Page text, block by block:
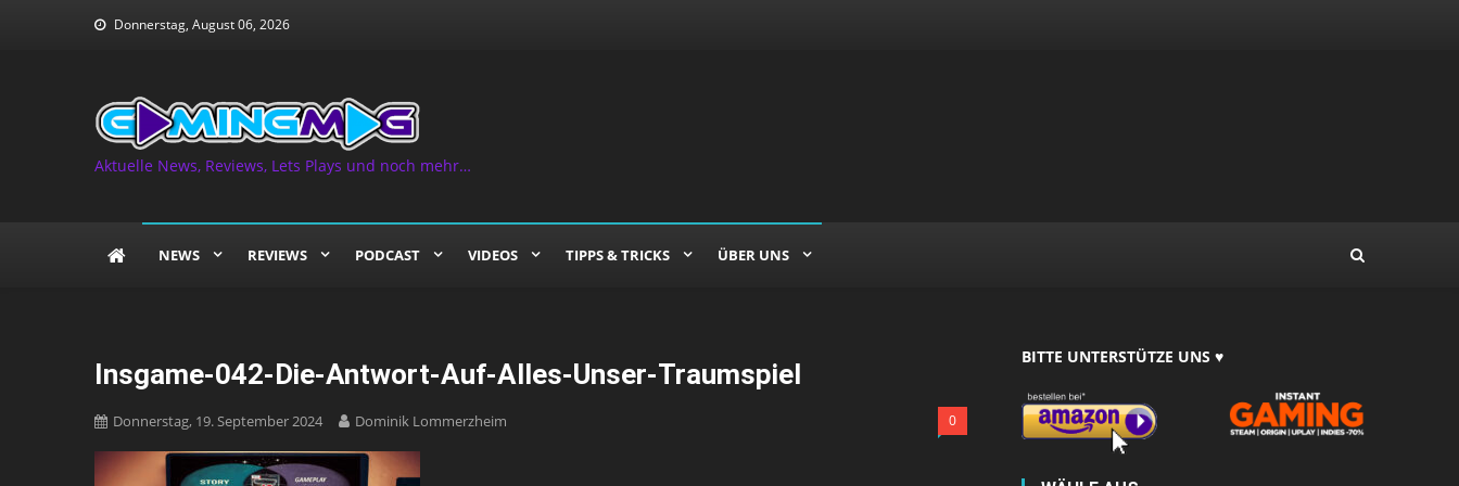
Donnerstag, August 06, 2026
Aktuelle News, Reviews, Lets Plays und noch mehr…
NEWS REVIEWS PODCAST VIDEOS TIPPS & TRICKS ÜBER UNS
Insgame-042-Die-Antwort-Auf-Alles-Unser-Traumspiel
Donnerstag, 19. September 2024 Dominik Lommerzheim 0
BITTE UNTERSTÜTZE UNS ♥